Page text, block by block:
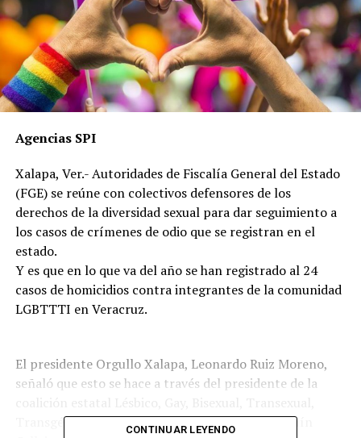
Agencias SPI
Xalapa, Ver.- Autoridades de Fiscalía General del Estado
(FGE) se reúne con colectivos defensores de los
derechos de la diversidad sexual para dar seguimiento a
los casos de crímenes de odio que se registran en el
estado.
Y es que en lo que va del año se han registrado al 24
casos de homicidios contra integrantes de la comunidad
LGBTTTI en Veracruz.
El presidente Orgullo Xalapa, Leonardo Ruiz Moreno,
señaló que esto se hace a través del presidente de la
Transgénero, Travesti e Intersexualidad, Benjamín
CONTINUAR LEYENDO